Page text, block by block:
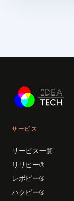
サービス
サービス一覧
リサピー®
レポピー®
ハクピー®